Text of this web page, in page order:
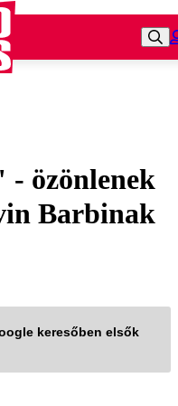
özönlenek
Barbinak
keresőben elsők